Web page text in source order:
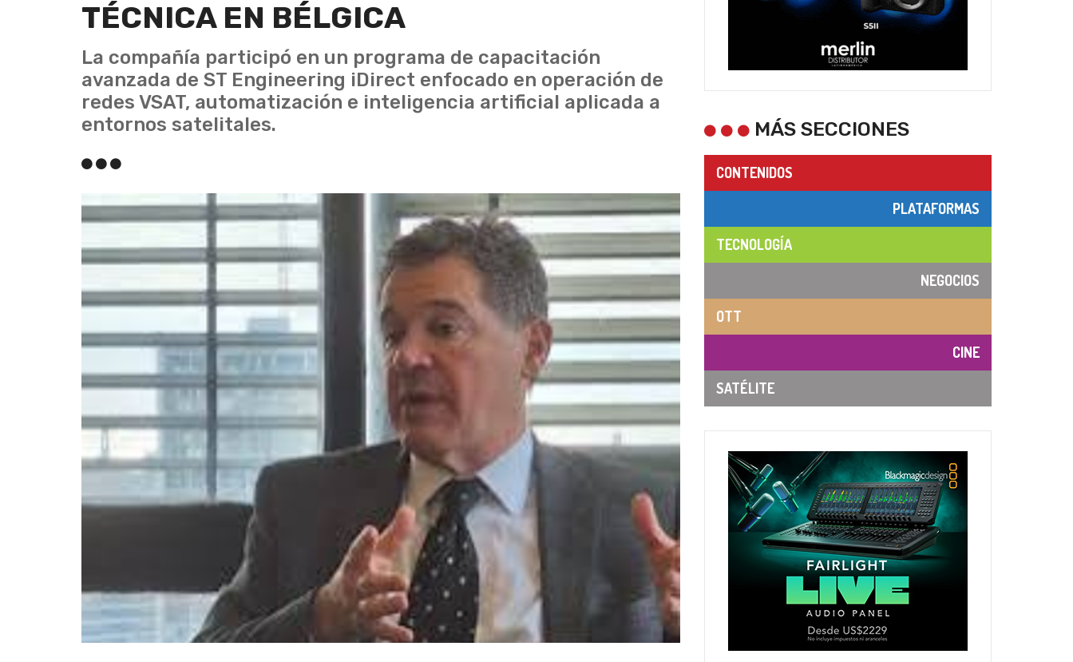
TÉCNICA EN BÉLGICA
La compañía participó en un programa de capacitación
avanzada de ST Engineering iDirect enfocado en operación de
redes VSAT, automatización e inteligencia artificial aplicada a
entornos satelitales.
MÁS SECCIONES
CONTENIDOS
PLATAFORMAS
TECNOLOGÍA
NEGOCIOS
OTT
CINE
SATÉLITE